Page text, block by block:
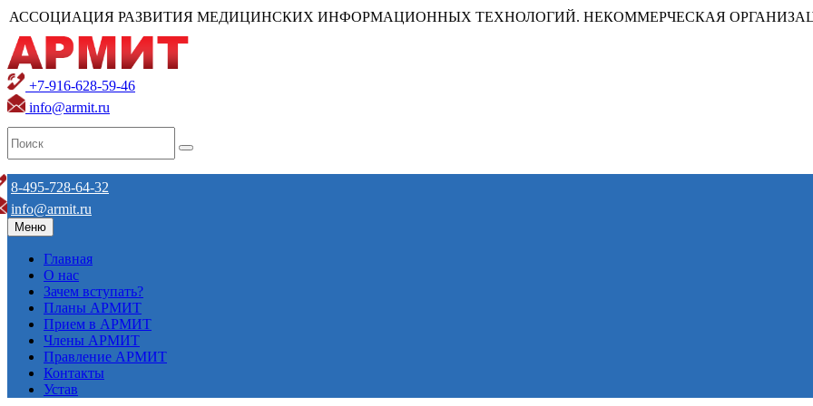
АССОЦИАЦИЯ РАЗВИТИЯ МЕДИЦИНСКИХ ИНФОРМАЦИОННЫХ ТЕХНОЛОГИЙ. НЕКОММЕРЧЕСКАЯ
+7-916-628-59-46
info@armit.ru
8-495-728-64-32
info@armit.ru
Меню
Главная
О нас
Зачем вступать?
Планы АРМИТ
Прием в АРМИТ
Члены АРМИТ
Правление АРМИТ
Контакты
Устав